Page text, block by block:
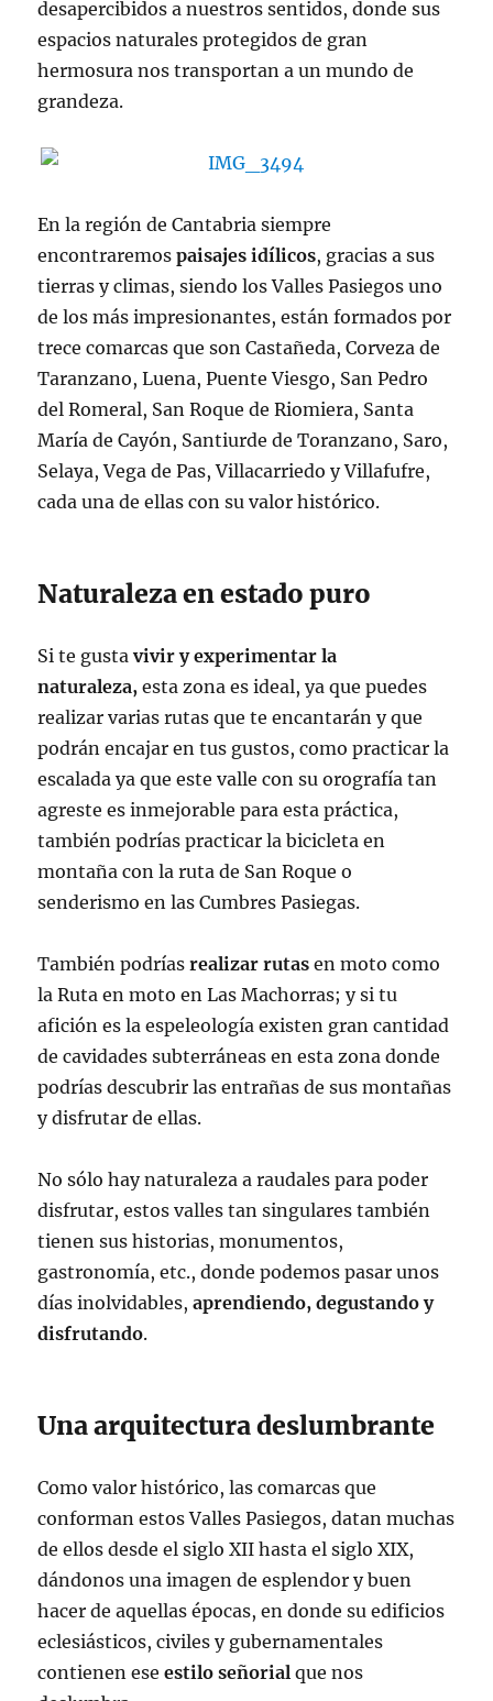
desapercibidos a nuestros sentidos, donde sus
espacios naturales protegidos de gran
hermosura nos transportan a un mundo de
grandeza.
En la región de Cantabria siempre
encontraremospaisajes idílicos, gracias a sus
tierras y climas, siendo los Valles Pasiegos uno
de los más impresionantes, están formados por
trece comarcas que son Castañeda, Corveza de
Taranzano, Luena, Puente Viesgo, San Pedro
del Romeral, San Roque de Riomiera, Santa
María de Cayón, Santiurde de Toranzano, Saro,
Selaya, Vega de Pas, Villacarriedo y Villafufre,
cada una de ellas con su valor histórico.
Naturaleza en estado puro
Si te gustavivir y experimentar la
naturaleza, esta zona es ideal, ya que puedes
realizar varias rutas que te encantarán y que
podrán encajar en tus gustos, como practicar la
escalada ya que este valle con su orografía tan
agreste es inmejorable para esta práctica,
también podrías practicar la bicicleta en
montaña con la ruta de San Roque o
senderismo en las Cumbres Pasiegas.
También podrías realizar rutas en moto como
la Ruta en moto en Las Machorras; y si tu
afición es la espeleología existen gran cantidad
de cavidades subterráneas en esta zona donde
podrías descubrir las entrañas de sus montañas
y disfrutar de ellas.
No sólo hay naturaleza a raudales para poder
disfrutar, estos valles tan singulares también
tienen sus historias, monumentos,
gastronomía, etc., donde podemos pasar unos
días inolvidables,aprendiendo, degustando y
disfrutando.
Una arquitectura deslumbrante
Como valor histórico, las comarcas que
conforman estos Valles Pasiegos, datan muchas
de ellos desde el siglo XII hasta el siglo XIX,
dándonos una imagen de esplendor y buen
hacer de aquellas épocas, en donde su edificios
eclesiásticos, civiles y gubernamentales
contienen eseestilo señorial que nos